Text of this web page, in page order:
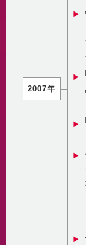
2007年